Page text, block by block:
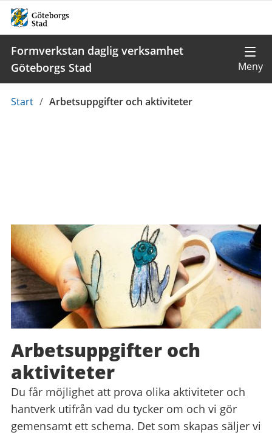
Formverkstan daglig verksamhet
Göteborgs Stad
Du
Start / Arbetsuppgifter och aktiviteter
Arbetsuppgifter och
aktiviteter
Du får möjlighet att prova olika aktiviteter och
hantverk utifrån vad du tycker om och vi gör
gemensamt ett schema. Det som skapas säljer vi